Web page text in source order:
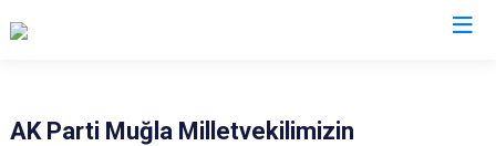
AK Parti Muğla Milletvekilimizin